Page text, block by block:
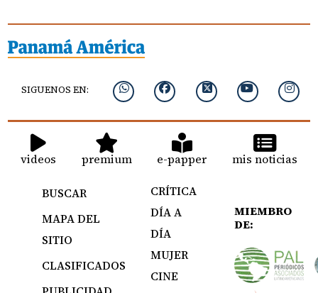
SIGUENOS EN:
videos premium e-papper mis noticias
BUSCAR
MAPA DEL
SITIO
CLASIFICADOS
CRÍTICA
DÍA A
DÍA
MUJER
CINE
MIEMBRO
DE: